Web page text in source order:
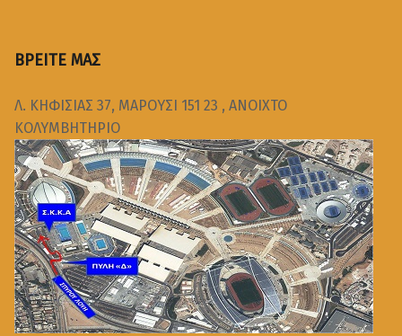
ΒΡΕΙΤΕ ΜΑΣ
Λ. ΚΗΦΙΣΙΑΣ 37, ΜΑΡΟΥΣΙ 151 23 , ΑΝΟΙΧΤΟ
ΚΟΛΥΜΒΗΤΗΡΙΟ